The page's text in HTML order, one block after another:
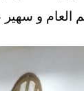
و سهير